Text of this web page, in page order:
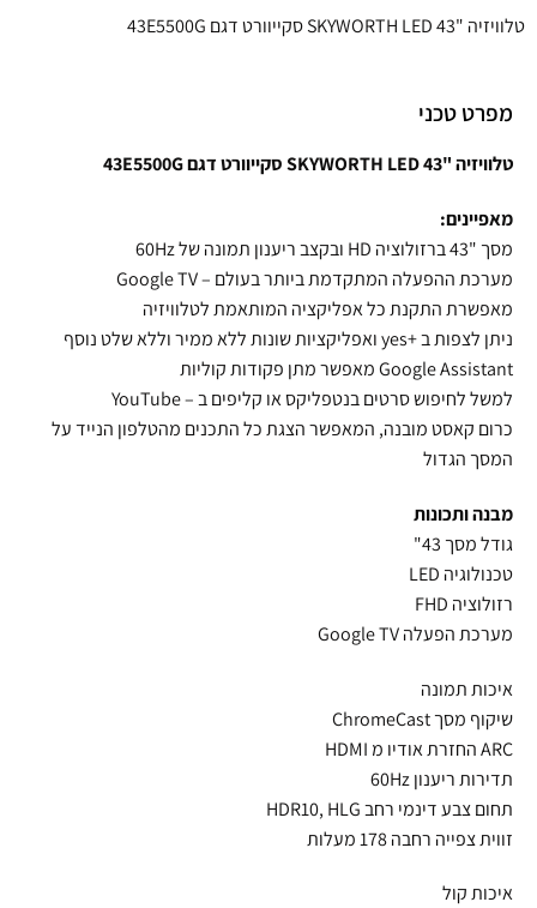
טלוויזיה "43 SKYWORTH LED סקייוורט דגם 43E5500G
מפרט טכני
טלוויזיה "43 SKYWORTH LED סקייוורט דגם 43E5500G
מאפיינים:
מסך "43 ברזולוציה HD ובקצב ריענון תמונה של 60Hz
מערכת ההפעלה המתקדמת ביותר בעולם – Google TV
מאפשרת התקנת כל אפליקציה המותאמת לטלוויזיה
ניתן לצפות ב +yes ואפליקציות שונות ללא ממיר וללא שלט נוסף
Google Assistant מאפשר מתן פקודות קוליות
למשל לחיפוש סרטים בנטפליקס או קליפים ב – YouTube
כרום קאסט מובנה, המאפשר הצגת כל התכנים מהטלפון הנייד על
המסך הגדול
מבנה ותכונות
גודל מסך 43"
טכנולוגיה LED
רזולוציה FHD
מערכת הפעלה Google TV
איכות תמונה
שיקוף מסך ChromeCast
ARC החזרת אודיו מ HDMI
תדירות ריענון 60Hz
תחום צבע דינמי רחב HDR10, HLG
זווית צפייה רחבה 178 מעלות
איכות קול